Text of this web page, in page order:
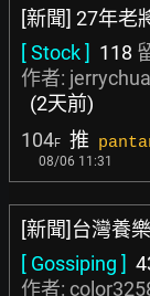
[新聞] 27年老
[ Stock ] 118
作者:
(2天前)
104F 推
08/06 11:31
[新聞]台灣養
[ Gossiping ]
作者: